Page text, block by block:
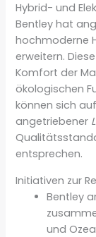
Hybrid- und
Bentley hat
hochmoderne
erweitern.
Komfort der
ökologischen
können sich
angetriebener
entsprechen.
Initiativen zur
Bentley
und